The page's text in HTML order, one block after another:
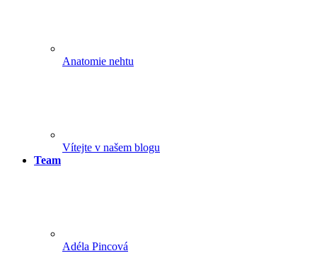
Anatomie nehtu
Vítejte v našem blogu
Team
Adéla Pincová